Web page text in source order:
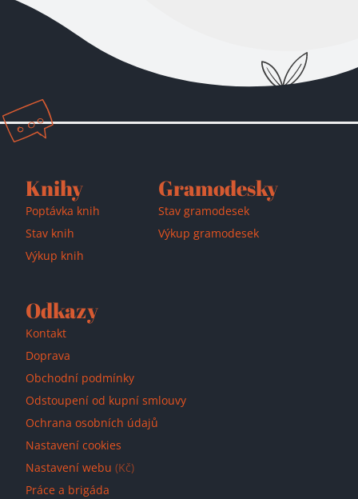
Knihy
Poptávka knih
Stav knih
Výkup knih
Gramodesky
Stav gramodesek
Výkup gramodesek
Odkazy
Kontakt
Doprava
Obchodní podmínky
Odstoupení od kupní smlouvy
Ochrana osobních údajů
Nastavení cookies
Nastavení webu (Kč)
Práce a brigáda